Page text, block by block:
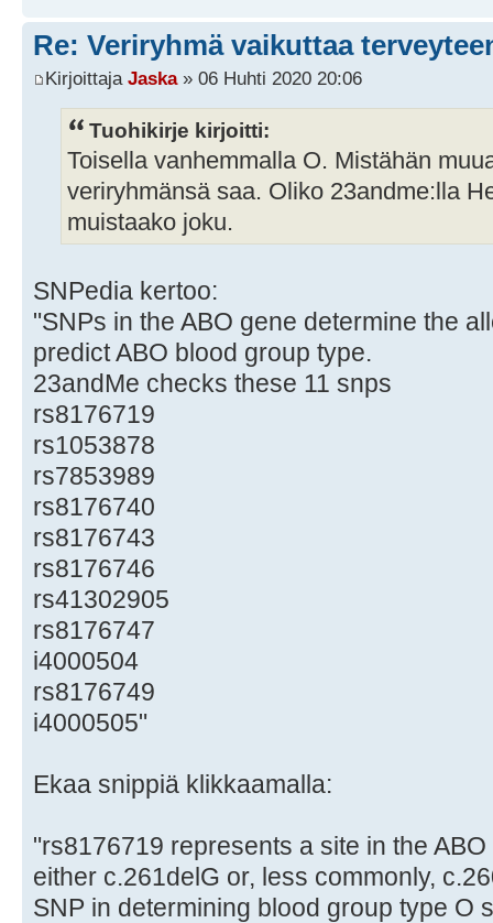
Re: Veriryhmä vaikuttaa
Kirjoittaja Jaska» 06 Huhti 2020 20:06
Tuohikirje kirjoitti:
Toisella vanhemmalla O. Mistähän
veriryhmänsä saa. Oliko 23andme:lla
muistaako joku.
SNPedia kertoo:
"SNPs in the ABO gene determine the
predict ABO blood group type.
23andMe checks these 11 snps
rs8176719
rs1053878
rs7853989
rs8176740
rs8176743
rs8176746
rs41302905
rs8176747
i4000504
rs8176749
i4000505"
Ekaa snippiä klikkaamalla:
"rs8176719 represents a site in the
either c.261delG or, less commonly,
SNP in determining blood group type O